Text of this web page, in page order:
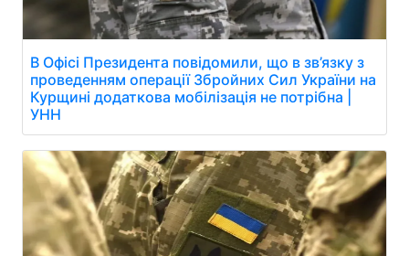
В Офісі Президента повідомили, що в зв’язку з
проведенням операції Збройних Сил України на
Курщині додаткова мобілізація не потрібна |
УНН